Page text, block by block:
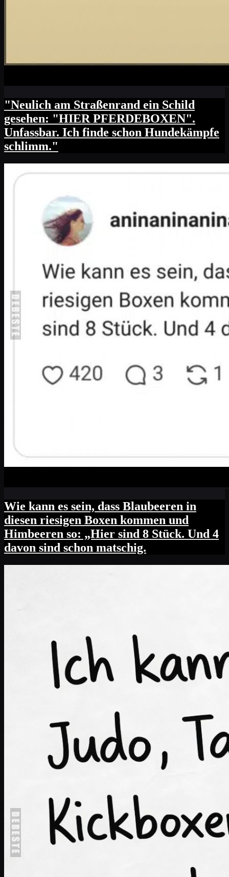
"Neulich am Straßenrand ein Schild
gesehen: "HIER PFERDEBOXEN".
Unfassbar. Ich finde schon Hundekämpfe
schlimm."
Wie kann es sein, dass Blaubeeren in
diesen riesigen Boxen kommen und
Himbeeren so: „Hier sind 8 Stück. Und 4
davon sind schon matschig.